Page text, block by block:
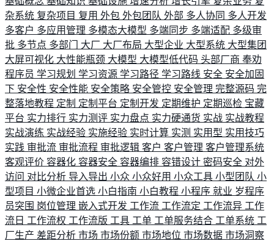
杂系统 复杂项目 复用 外包 外包团队 外部 多人协同 多人开发
多客户 多应用管理 多模态大模型 多端同步 多端适配 多级审
批 多节点 多部门 大厂 大厂布局 大型企业 大型系统 大型集团
大屏可视化 大性能瓶颈 大模型 大模型低代码 头部厂商 奉劝
程序员 学习规划 学习资源 学习路径 学习路线 安全 安全加固
下 安全性 安全性能 安全策略 安全管控 安全管理 完整源码 完
整落地教程 定制 定制平台 定制开发 定期维护 定期巡检 宝藏
平台 实力排行 实力测评 实力盘点 实力硬通货 实战 实战教程
实战演练 实战经验 实施经验 实时计算 实测 实用型 实用技巧
实践 审批流 审批流程 审批逻辑 客户 客户管理 客户管理系统
客观评价 容器化 容器安全 容器编排 容错设计 密码安全 对外
访问 对比分析 导入导出 小众 小众好用 小众工具 小型团队 小
型项目 小微企业首选 小白指南 小白教程 小程序 就业 岁程序
员突围 岗位管理 嵌入式开发 工作流 工作流定 工作流异 工作
流日 工作流权 工作流版 工具 工单 工单服务结合 工单系统 工
厂生产 差距分析 市场 市场份额 市场地位 市场数据 市场洞察